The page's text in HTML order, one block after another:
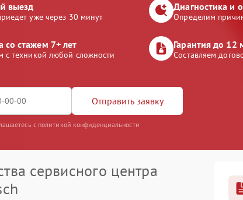
выезд
уже через 30 минут
Диагностика и
Определим
со стажем 7+ лет
с техникой любой сложности
Гарантия до 12
Составляем
Отправить заявку
с политикой конфиденциальности
сервисного центра